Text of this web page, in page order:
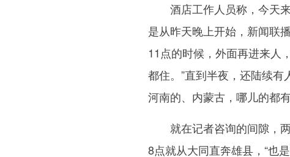
酒店工作人员称，今天来
是从昨天晚上开始，新闻联
11点的时候，外面再进来人
都住。”直到半夜，还陆续有
河南的、内蒙古，哪儿的都
就在记者咨询的间隙，两
8点就从大同直奔雄县，“也是